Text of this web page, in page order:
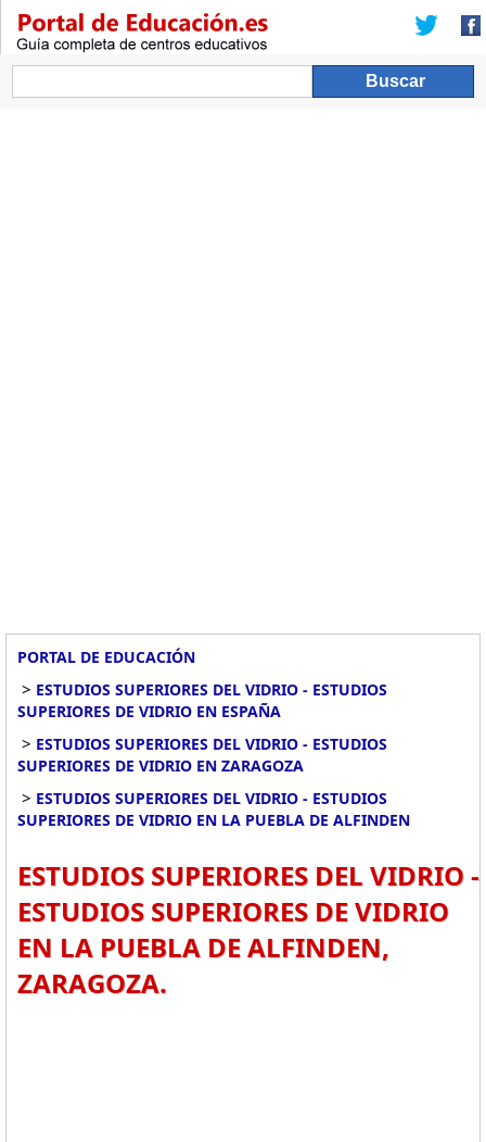
PORTAL DE EDUCACIÓN
> ESTUDIOS SUPERIORES DEL VIDRIO - ESTUDIOS
SUPERIORES DE VIDRIO EN ESPAÑA
> ESTUDIOS SUPERIORES DEL VIDRIO - ESTUDIOS
SUPERIORES DE VIDRIO EN ZARAGOZA
> ESTUDIOS SUPERIORES DEL VIDRIO - ESTUDIOS
SUPERIORES DE VIDRIO EN LA PUEBLA DE ALFINDEN
ESTUDIOS SUPERIORES DEL VIDRIO -
ESTUDIOS SUPERIORES DE VIDRIO
EN LA PUEBLA DE ALFINDEN,
ZARAGOZA.